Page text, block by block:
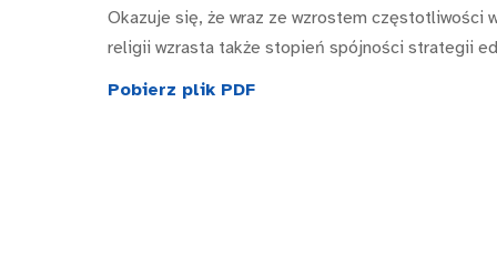
Okazuje się, że wraz ze wzrostem częstotliwości
religii wzrasta także stopień spójności strategii
Pobierz plik PDF